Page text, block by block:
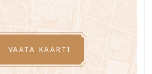
VAATA KAARTI